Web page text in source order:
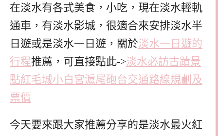
在淡水有各式美食，小吃，現在淡水輕軌
通車，有淡水影城，很適合來安排淡水半
日遊或是淡水一日遊，關於淡水一日遊的
行程推薦，可直接點此->淡水必訪古蹟景
點紅毛城小白宮滬尾砲台交通路線規劃及
票價
今天要來跟大家推薦分享的是淡水最火紅